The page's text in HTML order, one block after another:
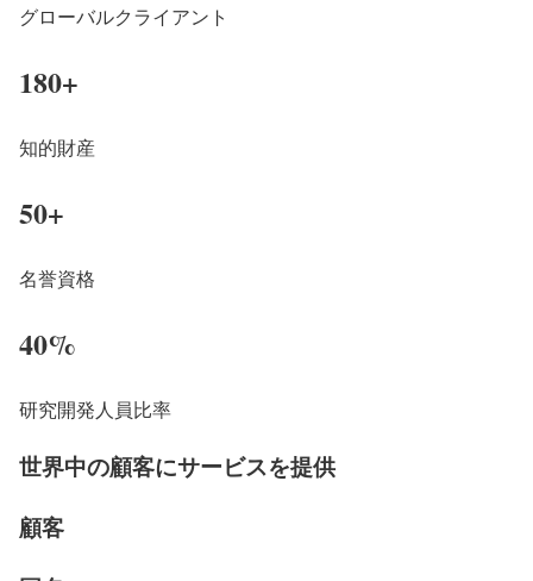
グローバルクライアント
180+
知的財産
50+
名誉資格
40%
研究開発人員比率
世界中の顧客にサービスを提供
顧客